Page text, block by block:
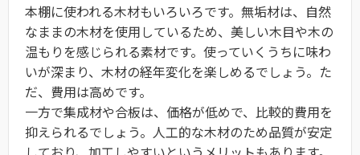
本棚に使われる木材もいろいろです。無垢材は、自然
なままの木材を使用しているため、美しい木目や木の
温もりを感じられる素材です。使っていくうちに味わ
いが深まり、木材の経年変化を楽しめるでしょう。た
だ、費用は高めです。
一方で集成材や合板は、価格が低めで、比較的費用を
抑えられるでしょう。人工的な木材のため品質が安定